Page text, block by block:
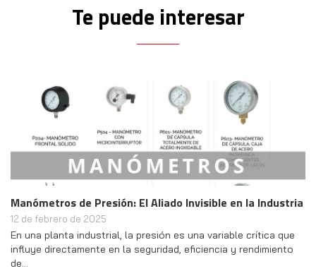
Te puede interesar
Manómetros de Presión: El Aliado Invisible en la Industria
12 de febrero de 2025
En una planta industrial, la presión es una variable crítica que
influye directamente en la seguridad, eficiencia y rendimiento
de…